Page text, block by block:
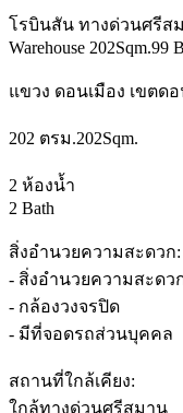
โรบินสัน ทางด่วนศรีสม
Warehouse 202Sqm.99
แขวง ดอนเมือง เขตด
202 ตรม.202Sqm.
2 ห้องน้ำ
2 Bath
สิ่งอำนวยความสะดวก:
- สิ่งอำนวยความสะดว
- กล้องวงจรปิด
- มีที่จอดรถส่วนบุคคล
สถานที่ใกล้เคียง:
ใกล้ทางด่วนศรีสมาน